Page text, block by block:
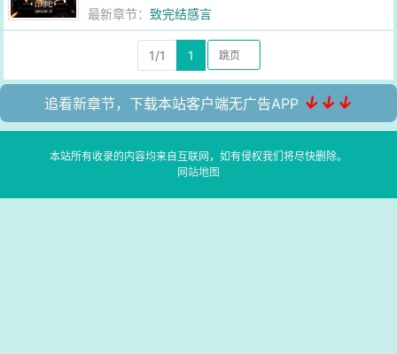
最新章节：致完结感言
1/1 1
追看新章节，下载本站客户端无广告APP ↓↓↓
本站所有收录的内容均来自互联网，如有侵权我们将尽快删除。
网站地图